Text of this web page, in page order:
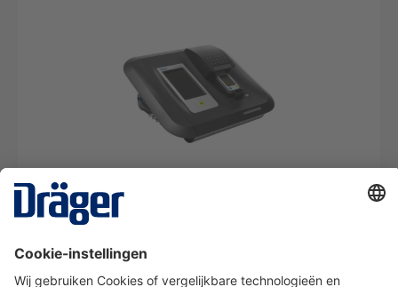
X-dock Set 5300 voor de X-am 2/5x00 serie
SRM08911
Van € 22,31* per dag